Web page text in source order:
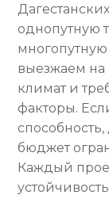
однопутную
выезжаем на
климат и
факторы.
бюджет
Каждый